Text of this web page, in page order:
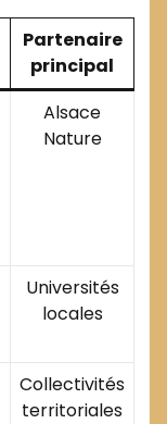
Partenaire
principal
Alsace
Nature
Universités
locales
Collectivités
territoriales